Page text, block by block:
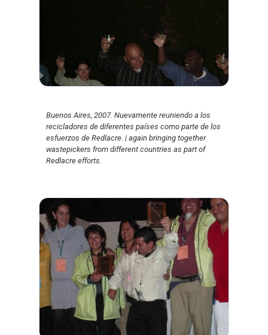
Buenos Aires, 2007. Nuevamente reuniendo a los
recicladores de diferentes países como parte de los
esfuerzos de Redlacre. | again bringing together
wastepickers from different countries as part of
Redlacre efforts.